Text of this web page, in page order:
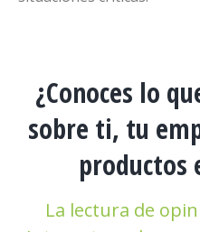
¿Conoces lo
sobre ti, tu
productos
La lectura de